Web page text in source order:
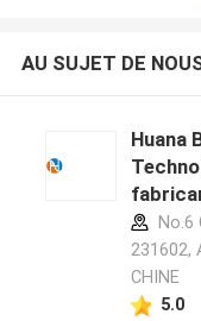
AU SUJET DE
Huana
No.6
231602,
CHINE
5.0